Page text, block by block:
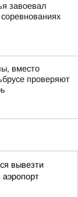
завоевал
вместо
проверяют
вывезти